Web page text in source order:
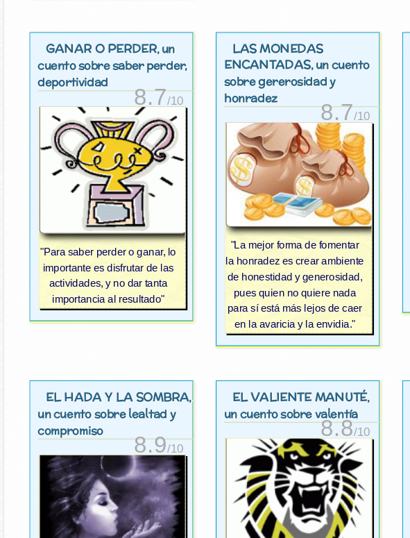
GANAR O PERDER, un
cuento sobre saber perder,
deportividad
8.7/10
"Para saber perder o ganar, lo
importante es disfrutar de las
actividades, y no dar tanta
importancia al resultado"
LAS MONEDAS
ENCANTADAS, un cuento
sobre gererosidad y
honradez
8.7/10
"La mejor forma de fomentar
la honradez es crear ambiente
de honestidad y generosidad,
pues quien no quiere nada
para sí está más lejos de caer
en la avaricia y la envidia."
EL HADA Y LA SOMBRA,
un cuento sobre lealtad y
compromiso
8.9/10
EL VALIENTE MANUTÉ,
un cuento sobre valentía
8.8/10